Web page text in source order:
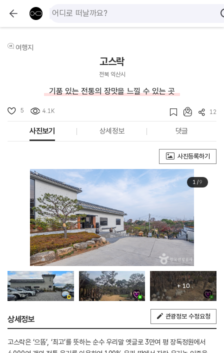
여행지
고스락
전북 익산시
기품 있는 전통의 장맛을 느낄 수 있는 곳
5 4.1K 12
사진보기 상세정보 댓글
사진등록하기
1/9
+ 10
상세정보 관광정보 수정요청
고스락은 ‘으뜸’, ‘최고’를 뜻하는 순수 우리말 옛글로 3만여 평 장독정원에서